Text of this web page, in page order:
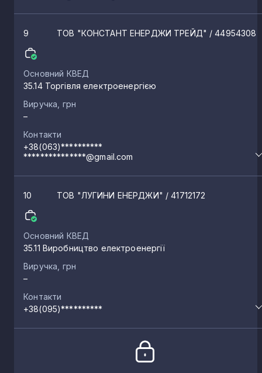
Станційне 1
Велика Фосня
Павлюківка
Лопатичі
Чоповичі
Городниця
Довбиш
Кам’яний Брід
9 ТОВ "КОНСТАНТ ЕНЕРДЖИ ТРЕЙД" / 44954308
Основний КВЕД
35.14 Торгівля електроенергією
Виручка, грн
–
Контакти
+38(063)**********
***************@gmail.com
10 ТОВ "ЛУГИНИ ЕНЕРДЖИ" / 41712172
Основний КВЕД
35.11 Виробництво електроенергії
Виручка, грн
–
Контакти
+38(095)**********